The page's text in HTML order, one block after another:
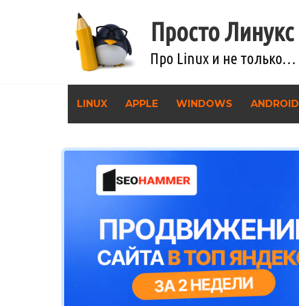
Просто Линукс
Про Linux и не только…
LINUX APPLE WINDOWS ANDROID